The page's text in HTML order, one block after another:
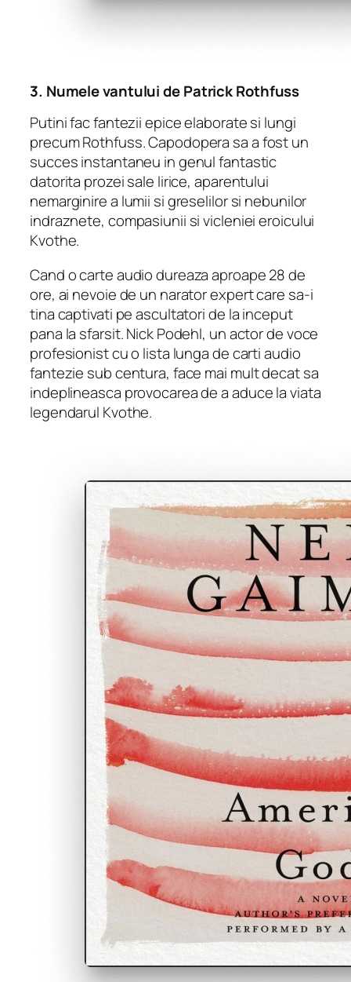
3. Numele vantuluide Patrick Rothfuss
Putini fac fantezii epice elaborate si lungi
precum Rothfuss. Capodopera sa a fost un
succes instantaneu in genul fantastic
datorita prozei sale lirice, aparentului
nemarginire a lumii si greselilor si nebunilor
indraznete, compasiunii si vicleniei eroicului
Kvothe.
Cand o carte audio dureaza aproape 28 de
ore, ai nevoie de un narator expert care sa-i
tina captivati pe ascultatori de la inceput
pana la sfarsit. Nick Podehl, un actor de voce
profesionist cu o lista lunga de carti audio
fantezie sub centura, face mai mult decat sa
indeplineasca provocarea de a aduce la viata
legendarul Kvothe.